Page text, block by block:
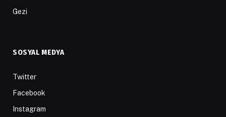
Gezi
SOSYAL MEDYA
Twitter
Facebook
Instagram